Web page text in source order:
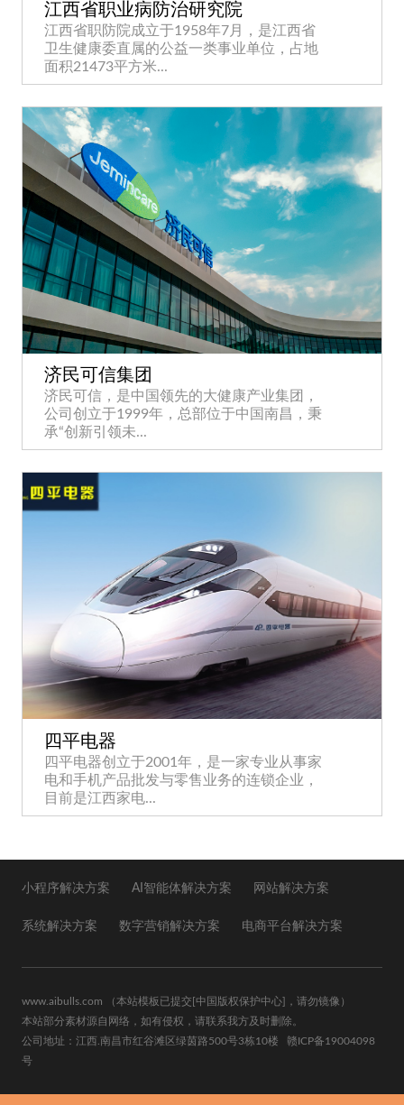
江西省职业病防治研究院
江西省职防院成立于1958年7月，是江西省
卫生健康委直属的公益一类事业单位，占地
面积21473平方米...
济民可信集团
济民可信，是中国领先的大健康产业集团，
公司创立于1999年，总部位于中国南昌，秉
承“创新引领未...
四平电器
四平电器创立于2001年，是一家专业从事家
电和手机产品批发与零售业务的连锁企业，
目前是江西家电...
小程序解决方案 AI智能体解决方案 网站解决方案
系统解决方案 数字营销解决方案 电商平台解决方案
www.aibulls.com （本站模板已提交 [中国版权保护中心]
，请勿镜像）
本站部分素材源自网络，如有侵权，请联系我方及时删除。
公司地址：江西.南昌市红谷滩区绿茵路500号3栋10楼 赣ICP备19004098
号